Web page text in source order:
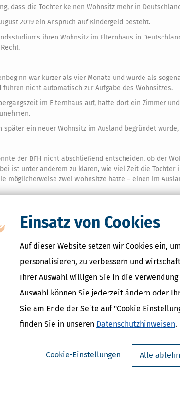
Einsatz von Cookies
Auf dieser Website setzen wir Cookies ein,
personalisieren, zu verbessern und
Ihrer Auswahl willigen Sie in die
Auswahl können Sie jederzeit ändern oder
Sie am Ende der Seite auf "Cookie
finden Sie in unseren Datenschutzhinweisen.
Cookie-Einstellungen Alle
dass die Tochter keinen Wohnsitz mehr in
2019 ein Anspruch auf Kindergeld besteht.
ihren Wohnsitz im Elternhaus in
war kürzer als vier Monate und wurde als
nicht automatisch zur Aufgabe des Wohnsitzes.
im Elternhaus auf, hatte dort ein Zimmer
später ein neuer Wohnsitz im Ausland begründet
der BFH nicht abschließend entscheiden, ob der
ist unter anderem zu klären, wie viel Zeit die Tochter
möglicherweise zwei Wohnsitze hatte – einen im
Erwerbstätigkeit
oder Werbungskosten optimal nutzt
Verwandte Lexikon-Begriffe